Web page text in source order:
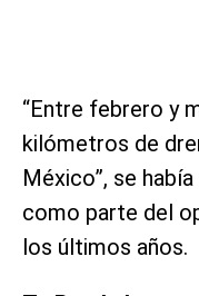
“Entre febrero y
kilómetros de
México”, se
como parte del
los últimos años.